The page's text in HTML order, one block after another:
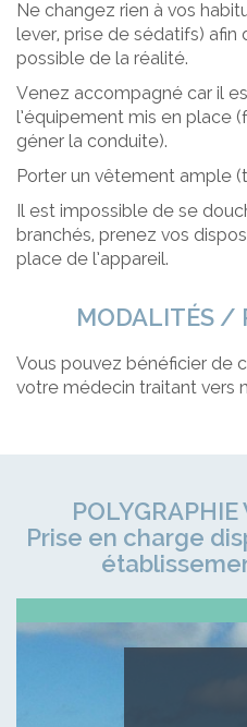
Ne changez rien à vos
lever, prise de sédatifs) afin
possible de la réalité.
Venez accompagné car il
l’équipement mis en place
géner la conduite).
Porter un vêtement ample
Il est impossible de se
branchés, prenez vos
place de l’appareil.
MODALITÉS /
Vous pouvez bénéficier de
votre médecin traitant vers
Prise en charge